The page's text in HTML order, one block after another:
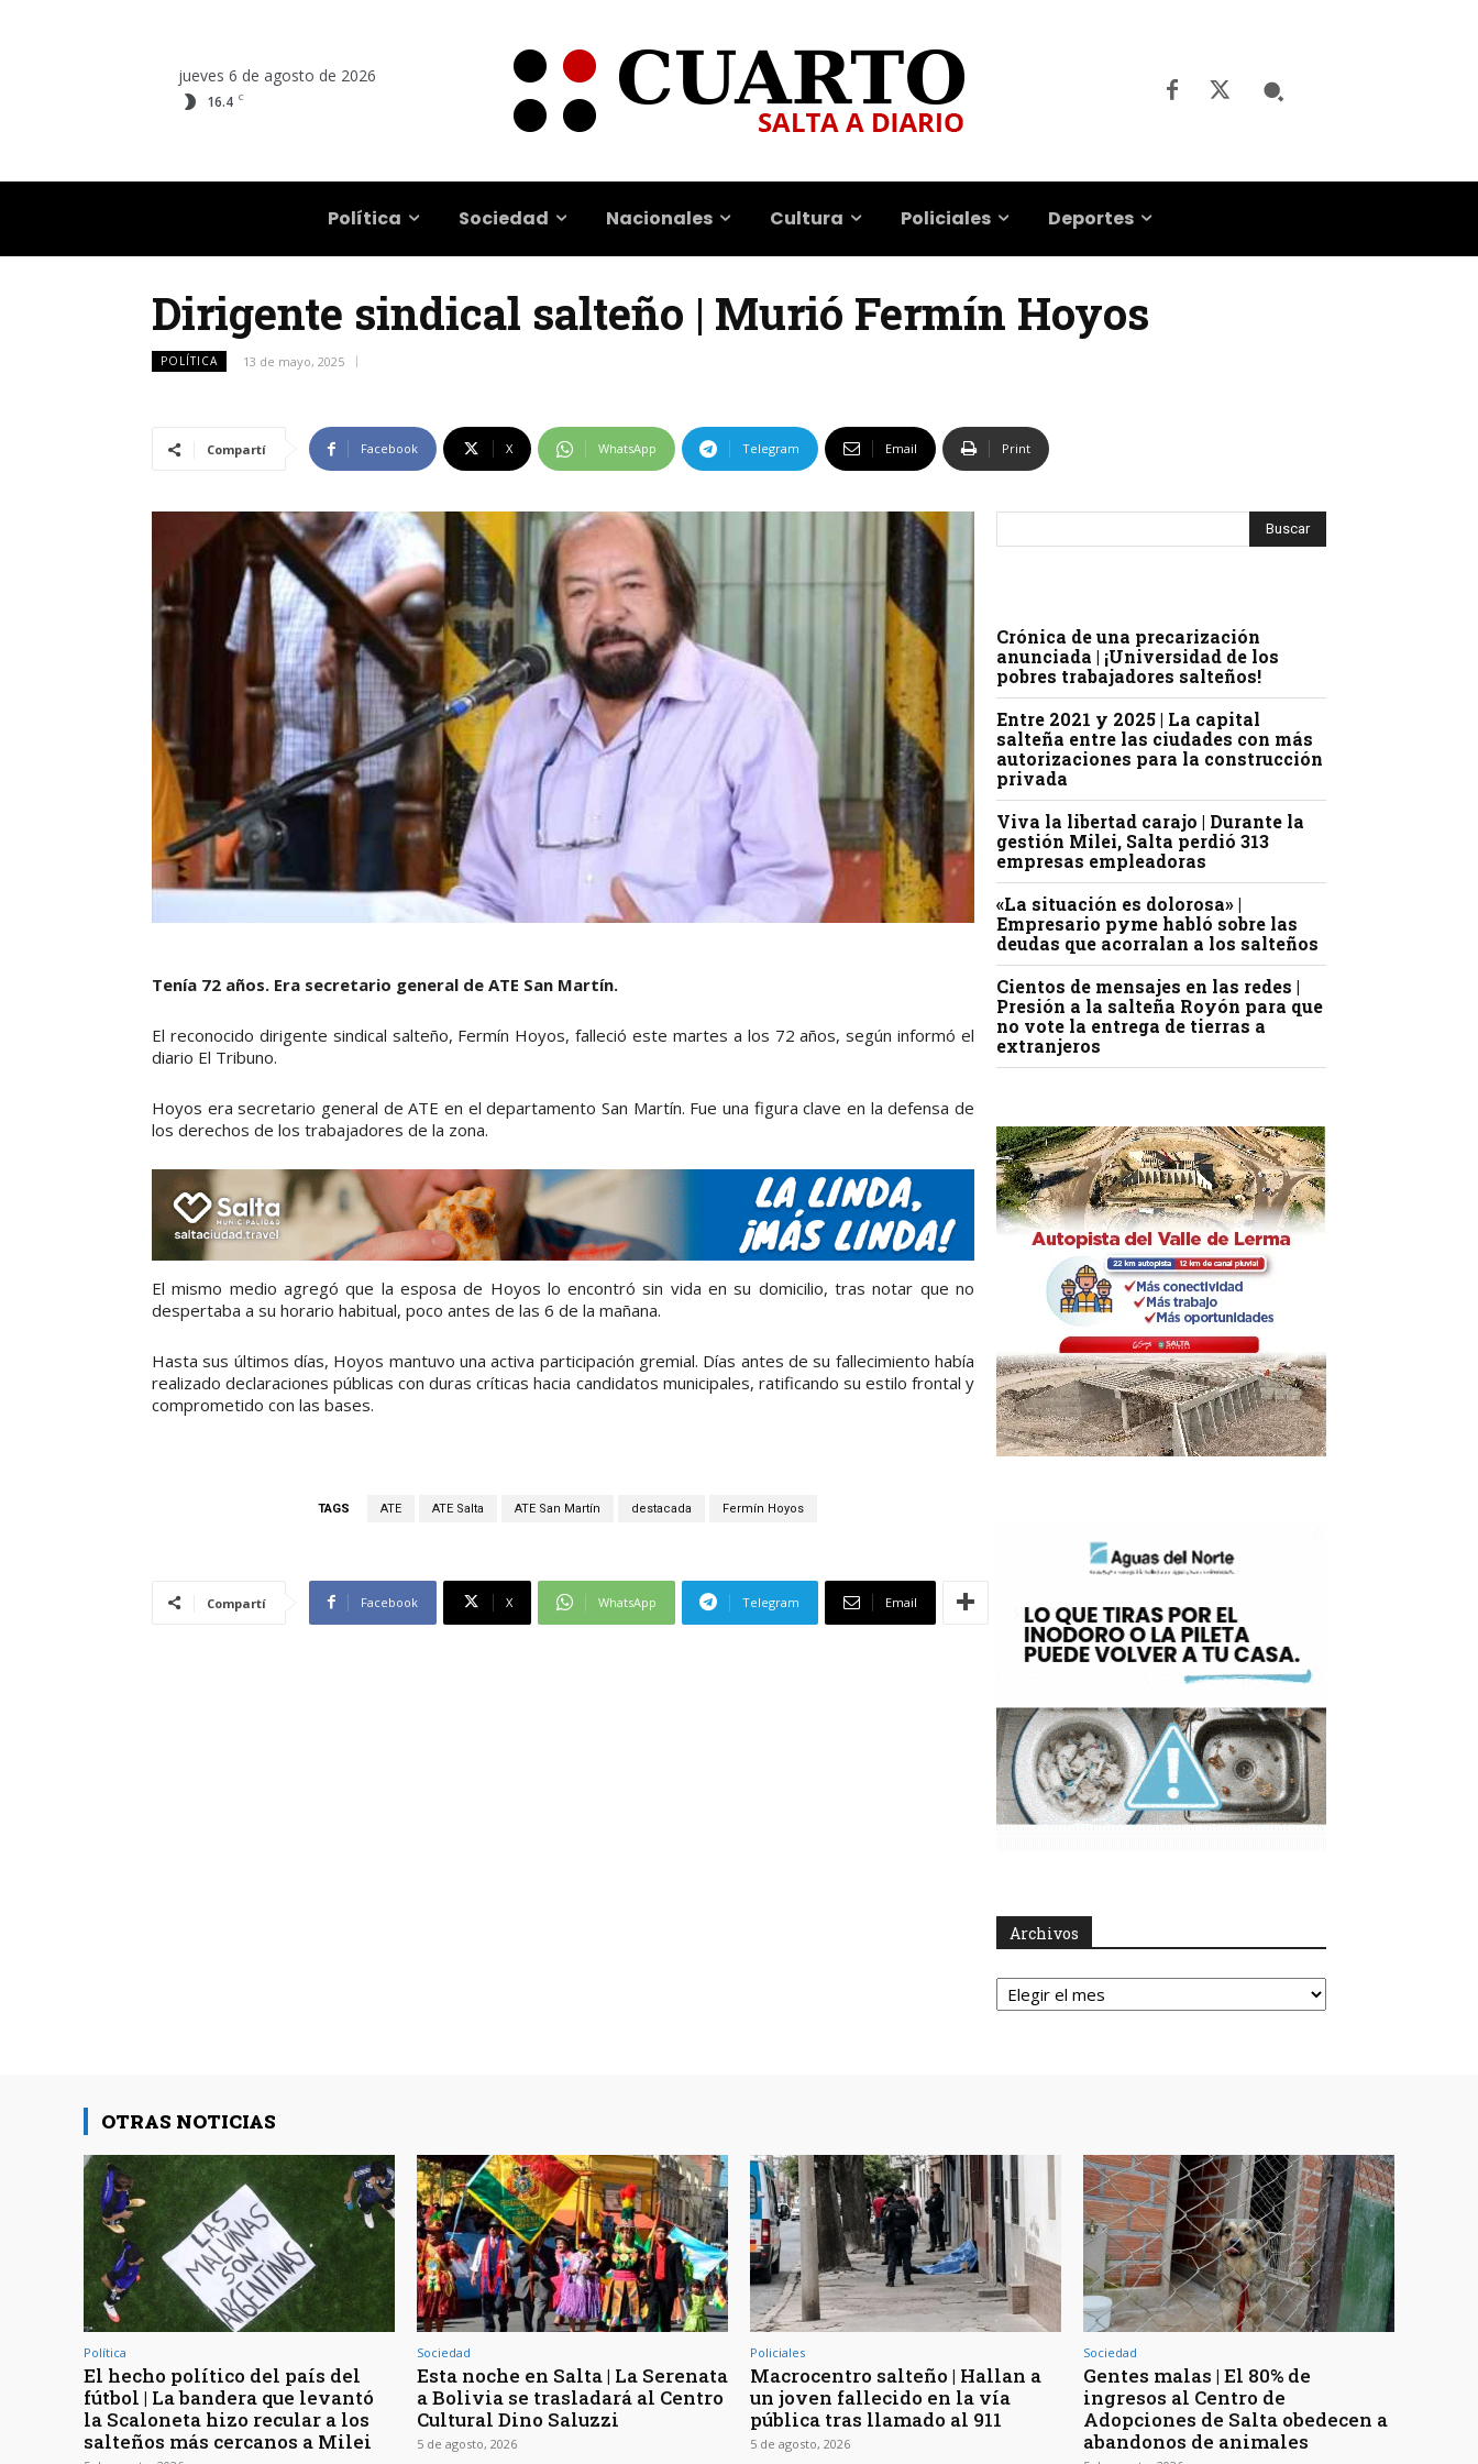
jueves 6 de agosto de 2026
16.4 C
Política Sociedad Nacionales Cultura Policiales Deportes
Dirigente sindical salteño | Murió Fermín Hoyos
POLÍTICA 13 de mayo, 2025
Compartí Facebook X WhatsApp Telegram Email Print
Tenía 72 años. Era secretario general de ATE San Martín.
El reconocido dirigente sindical salteño, Fermín Hoyos, falleció este martes a los 72 años, según informó el
diario El Tribuno.
Hoyos era secretario general de ATE en el departamento San Martín. Fue una figura clave en la defensa de
los derechos de los trabajadores de la zona.
El mismo medio agregó que la esposa de Hoyos lo encontró sin vida en su domicilio, tras notar que no
despertaba a su horario habitual, poco antes de las 6 de la mañana.
Hasta sus últimos días, Hoyos mantuvo una activa participación gremial. Días antes de su fallecimiento había
realizado declaraciones públicas con duras críticas hacia candidatos municipales, ratificando su estilo frontal y
comprometido con las bases.
TAGS ATE ATE Salta ATE San Martín destacada Fermín Hoyos
Compartí Facebook X WhatsApp Telegram Email
Crónica de una precarización
anunciada | ¡Universidad de los
pobres trabajadores salteños!
Entre 2021 y 2025 | La capital
salteña entre las ciudades con más
autorizaciones para la construcción
privada
Viva la libertad carajo | Durante la
gestión Milei, Salta perdió 313
empresas empleadoras
«La situación es dolorosa» |
Empresario pyme habló sobre las
deudas que acorralan a los salteños
Cientos de mensajes en las redes |
Presión a la salteña Royón para que
no vote la entrega de tierras a
extranjeros
Archivos
Archivos
OTRAS NOTICIAS
Política
El hecho político del país del
fútbol | La bandera que levantó
la Scaloneta hizo recular a los
salteños más cercanos a Milei
Sociedad
Esta noche en Salta | La Serenata
a Bolivia se trasladará al Centro
Cultural Dino Saluzzi
5 de agosto, 2026
Policiales
Macrocentro salteño | Hallan a
un joven fallecido en la vía
pública tras llamado al 911
5 de agosto, 2026
Sociedad
Gentes malas | El 80% de
ingresos al Centro de
Adopciones de Salta obedecen a
abandonos de animales